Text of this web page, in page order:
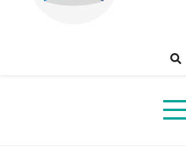
Noticias de actualidad de Puebla,